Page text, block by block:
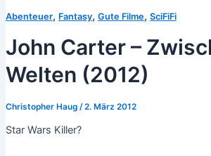
Abenteuer, Fantasy, Gute Filme, SciFiFi
John Carter –
Welten (2012)
Christopher Haug /2. März 2012
Star Wars Killer?